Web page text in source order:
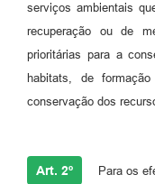
serviços ambientais
recuperação ou de
prioritárias para a
habitats, de
conservação dos
Art. 2º Para os